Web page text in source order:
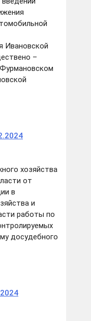
Ивановской
–
хозяйства
от
в
и
работы по
досудебного